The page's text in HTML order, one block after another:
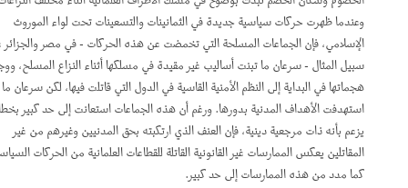
وعندما ظهرت حركات سياسية جديدة في الثمانينات والتسعينات تحت لواء الموروث
الإسلامي، فإن الجماعات المسلحة التي تخمضت عن هذه الحركات - في مصر والجزائر على
سبيل المثال - سرعان ما تبنت أساليب غير مقيدة في مسلكها أثناء النزاع المسلح، ووجهت
هجماتها في البداية إلى النظم الأمنية القاسية في الدول التي قاتلت فيها، لكن سرعان ما
استهدفت الأهداف المدنية بدورها. ورغم أن هذه الجماعات استعانت إلى حد كبير بخطاب
يزعم بأنه ذات مرجعية دينية، فإن العنف الذي ارتكبته بحق المدنيين وغيرهم من غير
المقاتلين يعكس الممارسات غير القانونية القاتلة للقطاعات العلمانية من الحركات السياسية،
كما مدد من هذه الممارسات إلى حد كبير.